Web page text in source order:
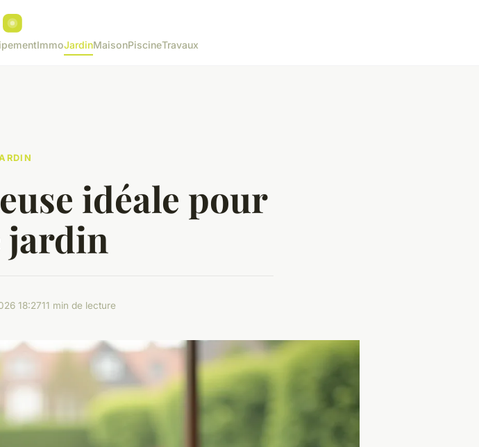
ImmoJardinMaisonPiscineTravaux
idéale pour
jardin
18:2711 min de lecture